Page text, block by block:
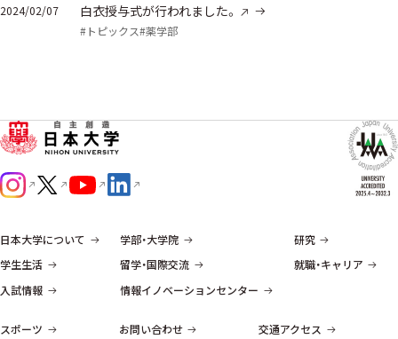
2024/02/07
白衣授与式が行われました。
#トピックス#薬学部
日本大学について 学部・大学院
研究
学生生活
留学・国際交流
就職・キャリア
入試情報
情報イノベーションセンター
スポーツ お問い合わせ 交通アクセス